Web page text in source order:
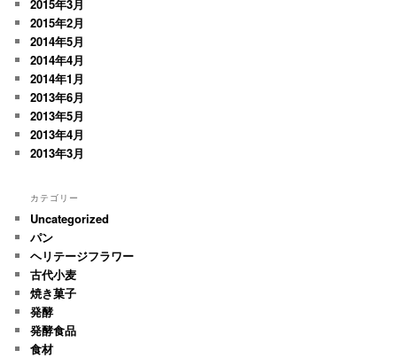
2015年3月
2015年2月
2014年5月
2014年4月
2014年1月
2013年6月
2013年5月
2013年4月
2013年3月
カテゴリー
Uncategorized
パン
ヘリテージフラワー
古代小麦
焼き菓子
発酵
発酵食品
食材